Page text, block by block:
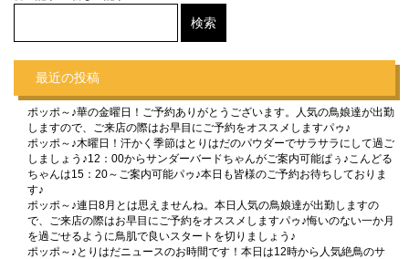
最近の投稿
ポッポ～♪華の金曜日！ご予約ありがとうございます。人気の鳥娘達が出勤
しますので、ご来店の際はお早目にご予約をオススメしますパゥ♪
ポッポ～♪木曜日！汗かく季節はとりはだのパウダーでサラサラにして過ご
しましょう♪12：00からサンダーバードちゃんがご案内可能ぱぅ♪こんどる
ちゃんは15：20～ご案内可能パゥ♪本日も皆様のご予約お待ちしておりま
す♪
ポッポ～♪連日8月とは思えませんね。本日人気の鳥娘達が出勤しますの
で、ご来店の際はお早目にご予約をオススメしますパゥ♪悔いのない一か月
を過ごせるように鳥肌で良いスタートを切りましょう♪
ポッポ～♪とりはだニュースのお時間です！本日は12時から人気絶鳥のサ